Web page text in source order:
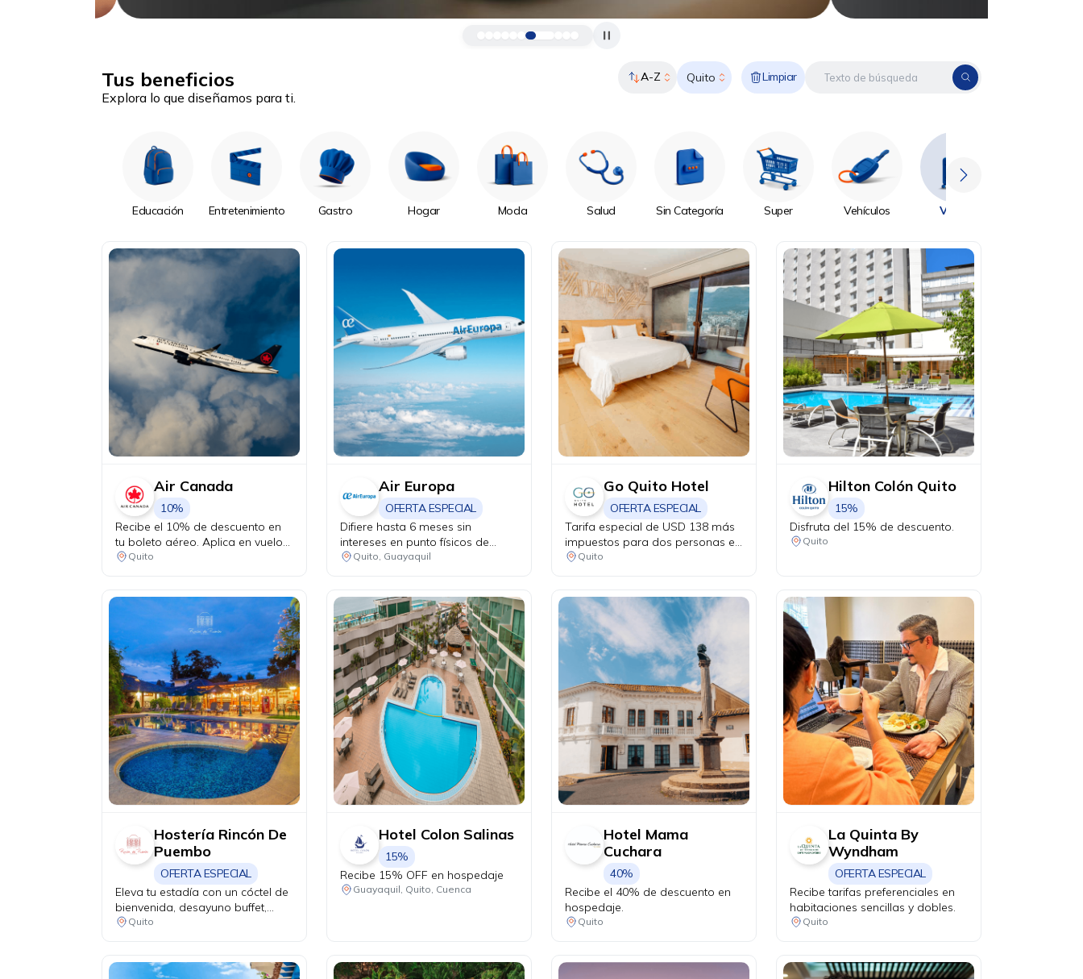
Tus beneficios
Explora lo que diseñamos para ti.
A-Z Quito Limpiar
Educación Entretenimiento Gastro Hogar Moda Salud Sin Categoría Super Vehículos Viajes
Air Canada
10%
Recibe el 10% de descuento en
tu boleto aéreo. Aplica en vuelos
desde Quito a Canadá y Estados
Quito
Air Europa
OFERTA ESPECIAL
Difiere hasta 6 meses sin
intereses en punto físicos de
venta.
Quito, Guayaquil
Go Quito Hotel
OFERTA ESPECIAL
Tarifa especial de USD 138 más
impuestos para dos personas en
habitación premium, con
costo de parqueadero, ni early
check in.
Quito
Hilton Colón Quito
15%
Disfruta del 15% de descuento.
Quito
Hostería Rincón De
Puembo
OFERTA ESPECIAL
Eleva tu estadía con un cóctel de
bienvenida, desayuno buffet,
upgrade a habitación deluxe y
Quito
Hotel Colon Salinas
15%
Recibe 15% OFF en hospedaje
Guayaquil, Quito, Cuenca
Hotel Mama
Cuchara
40%
Recibe el 40% de descuento en
hospedaje.
Quito
La Quinta By
Wyndham
OFERTA ESPECIAL
Recibe tarifas preferenciales en
habitaciones sencillas y dobles.
Quito